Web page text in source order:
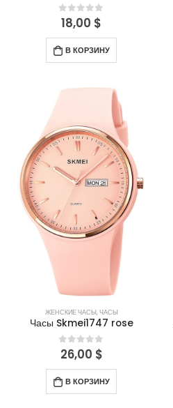
0out of 5
18,00 $
В КОРЗИНУ
ЖЕНСКИЕ ЧАСЫ,ЧАСЫ
Часы Skmei1747 rose
0out of 5
26,00 $
В КОРЗИНУ